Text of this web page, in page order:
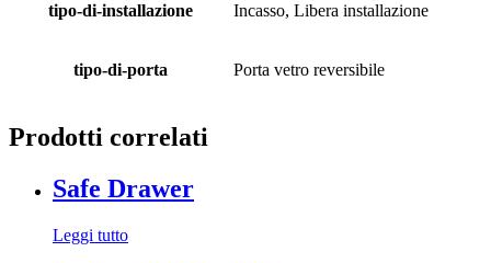
tipo-di-installazione Incasso, Libera installazione
tipo-di-porta Porta vetro reversibile
Prodotti correlati
Safe Drawer
Leggi tutto